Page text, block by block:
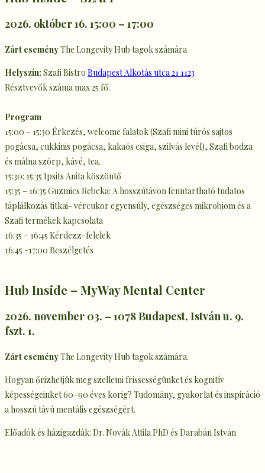
2026. október 16. 15:00 – 17:00
Zárt eseményThe Longevity Hub tagok számára
Helyszín: Szafi Bistro Budapest Alkotás utca 21 1123
Résztvevők száma max 25 fő.
Program
15:00 – 15:30 Érkezés, welcome falatok (Szafi mini túrós sajtos
pogácsa, cukkinis pogácsa, kakaós csiga, szilvás levél), Szafi bodza
és málna szörp, kávé, tea.
15:30: 15:35 Ipsits Anita köszöntő
15:35 – 16:35 Guzmics Rebeka: A hosszútávon fenntartható tudatos
táplálkozás titkai- vércukor egyensúly, egészséges mikrobiom és a
Szafi termékek kapcsolata
16:35 – 16:45 Kérdezz-felelek
16:45 -17:00 Beszélgetés
Hub Inside – MyWay Mental Center
2026. november 03. – 1078 Budapest, István u. 9.
fszt. 1.
Zárt eseményThe Longevity Hub tagok számára.
Hogyan őrizhetjük meg szellemi frissességünket és kognitív
képességeinket 60–90 éves korig? Tudomány, gyakorlat és inspiráció
a hosszú távú mentális egészségért.
Előadók és házigazdák: Dr. Novák Attila PhD és Darabán István